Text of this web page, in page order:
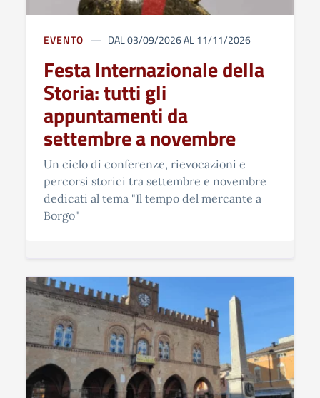
EVENTO DAL 03/09/2026 AL 11/11/2026
Festa Internazionale della
Storia: tutti gli
appuntamenti da
settembre a novembre
Un ciclo di conferenze, rievocazioni e
percorsi storici tra settembre e novembre
dedicati al tema "Il tempo del mercante a
Borgo"